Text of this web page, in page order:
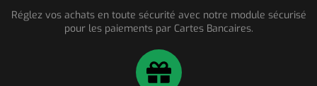
Réglez vos achats en toute sécurité avec notre module sécurisé
pour les paiements par Cartes Bancaires.